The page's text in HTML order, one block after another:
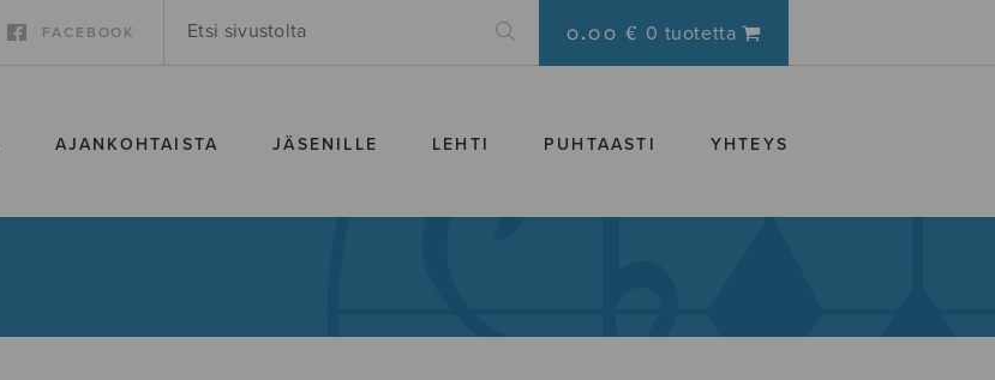
FACEBOOK 0.00 € 0 tuotetta
AJANKOHTAISTA JÄSENILLE LEHTI PUHTAASTI YHTEYS